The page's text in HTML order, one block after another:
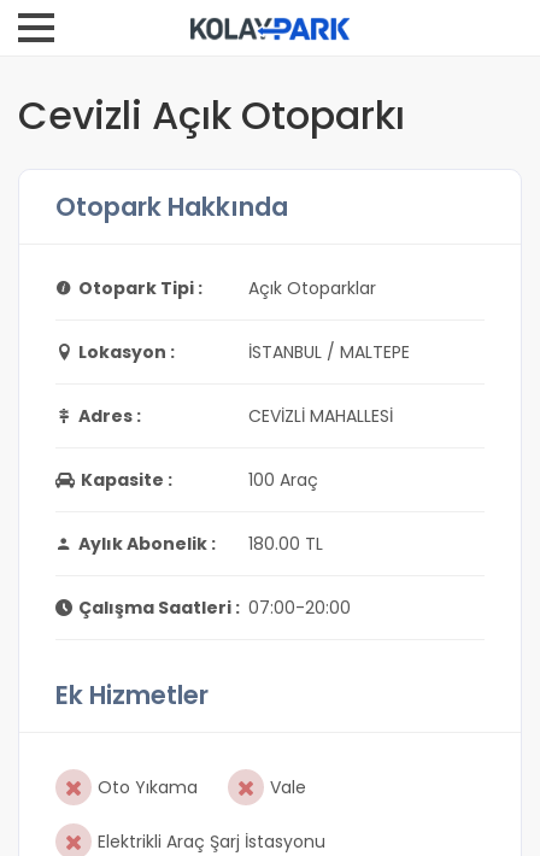
Cevizli Açık Otoparkı
Otopark Hakkında
Otopark Tipi : Açık Otoparklar
Lokasyon : İSTANBUL / MALTEPE
Adres : CEVİZLİ MAHALLESİ
Kapasite : 100 Araç
Aylık Abonelik : 180.00 TL
Çalışma Saatleri : 07:00-20:00
Ek Hizmetler
Oto Yıkama Vale
Elektrikli Araç Şarj İstasyonu